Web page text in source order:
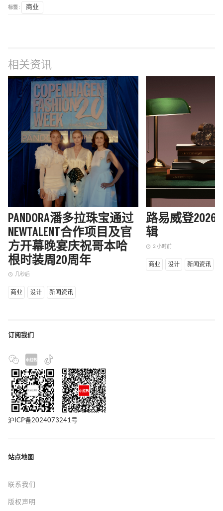
标签 : 商业
相关资讯
PANDORA潘多拉珠宝通过
NEWTALENT合作项目及官
方开幕晚宴庆祝哥本哈
根时装周20周年
access_time 几秒后
商业 设计 新闻资讯
路易威登2026
辑
access_time 2 小时前
商业 设计 新闻资讯
订阅我们
沪ICP备2024073241号
站点地图
联系我们
版权声明